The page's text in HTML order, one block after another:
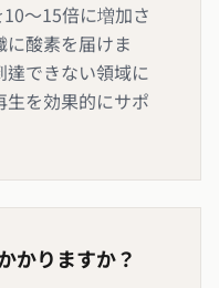
〜15倍に増加さ
酸素を届けま
できない領域に
を効果的にサポ
かりますか？